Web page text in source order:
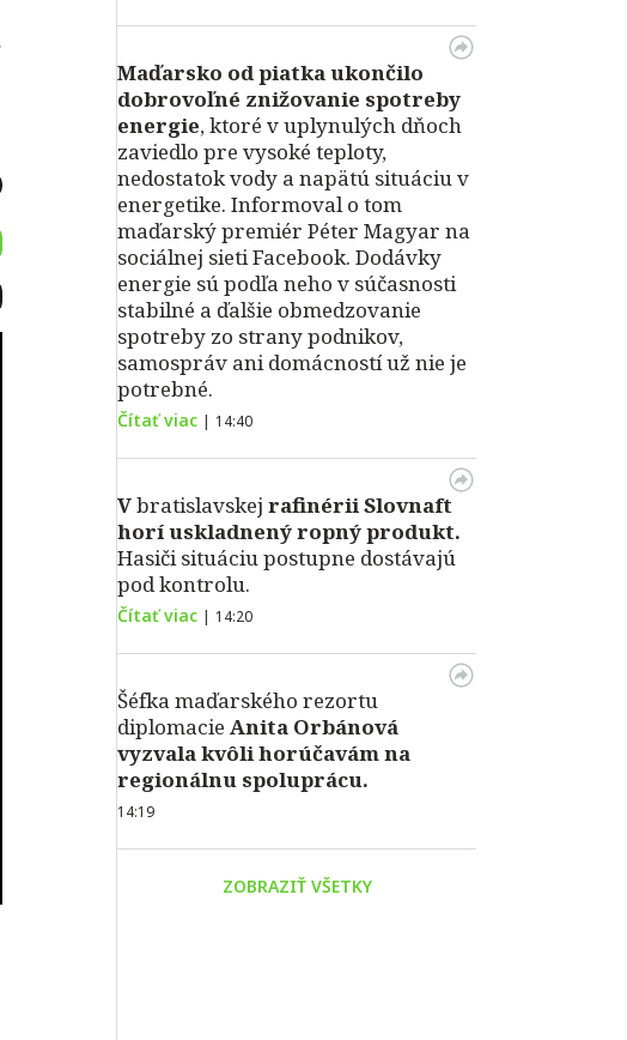
Maďarsko od piatka ukončilo
dobrovoľné znižovanie spotreby
energie, ktoré v uplynulých dňoch
zaviedlo pre vysoké teploty,
nedostatok vody a napätú situáciu v
energetike. Informoval o tom
maďarský premiér Péter Magyar na
sociálnej sieti Facebook. Dodávky
energie sú podľa neho v súčasnosti
stabilné a ďalšie obmedzovanie
spotreby zo strany podnikov,
samospráv ani domácností už nie je
potrebné.
Čítať viac | 14:40
Vbratislavskej rafinérii Slovnaft
horí uskladnený ropný produkt.
Hasiči situáciu postupne dostávajú
pod kontrolu.
Čítať viac | 14:20
Šéfka maďarského rezortu
diplomacie Anita Orbánová
vyzvala kvôli horúčavám na
regionálnu spoluprácu.
14:19
ZOBRAZIŤ VŠETKY